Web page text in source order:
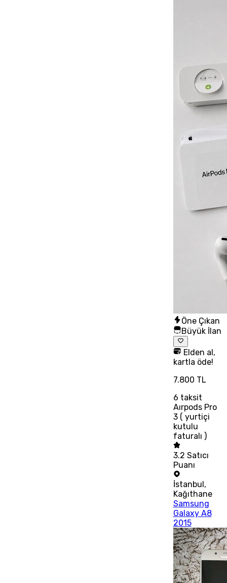
Öne Çıkan
Büyük İlan
Elden al,
kartla öde!
7.800 TL
6 taksit
Aırpods Pro
3 ( yurtiçi
kutulu
faturalı )
3.2 Satıcı
Puanı
İstanbul,
Kağıthane
Samsung
Galaxy A8
2015